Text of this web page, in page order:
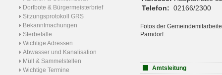
Dorfbote & Bürgermeisterbrief
Sitzungsprotokoll GRS
Bekanntmachungen
Sterbefälle
Wichtige Adressen
Abwasser und Kanalisation
Müll & Sammelstellen
Wichtige Termine
Telefon: 02166/2300
Fotos der
Parndorf.
Amtsleitung